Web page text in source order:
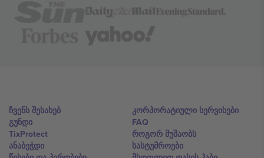
ჩვენს შესახებ
გუნდი
TixProtect
ანაბეჭდი
კორპორატიული სერვისები
FAQ
როგორ მუშაობს
სასტუმროები